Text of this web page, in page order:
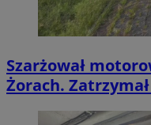
Szarżował
Żorach.